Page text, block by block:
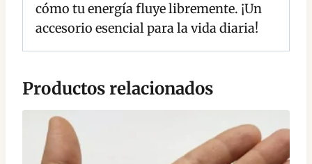
cómo tu energía fluye libremente. ¡Un
accesorio esencial para la vida diaria!
Productos relacionados